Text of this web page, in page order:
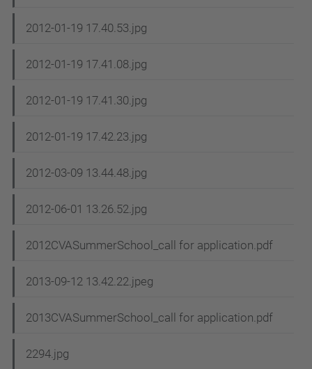
2012-01-19 17.40.53.jpg
2012-01-19 17.41.08.jpg
2012-01-19 17.41.30.jpg
2012-01-19 17.42.23.jpg
2012-03-09 13.44.48.jpg
2012-06-01 13.26.52.jpg
2012CVASummerSchool_call for application.pdf
2013-09-12 13.42.22.jpeg
2013CVASummerSchool_call for application.pdf
2294.jpg